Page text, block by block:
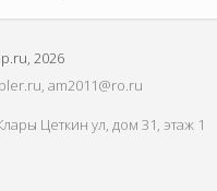
, 2026
am2011@ro.ru
Цеткин ул, дом 31, этаж 1